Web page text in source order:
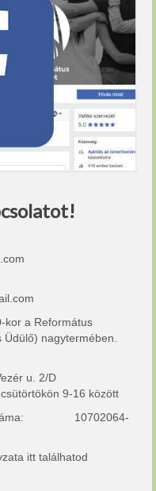
kor a Református
nagytermében.
u. 2/D
9-16 között
10702064-
itt találhatod